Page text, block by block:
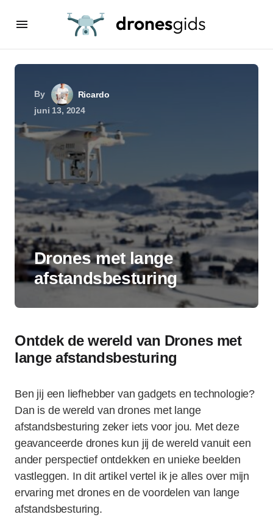
By
Ricardo
juni 13, 2024
Drones met lange
afstandsbesturing
Ontdek de wereld van Drones met
lange afstandsbesturing
Ben jij een liefhebber van gadgets en technologie?
Dan is de wereld van drones met lange
afstandsbesturing zeker iets voor jou. Met deze
geavanceerde drones kun jij de wereld vanuit een
ander perspectief ontdekken en unieke beelden
vastleggen. In dit artikel vertel ik je alles over mijn
ervaring met drones en de voordelen van lange
afstandsbesturing.